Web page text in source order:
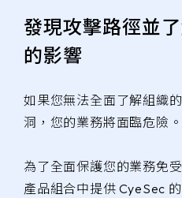
發現攻擊路徑並
的影響
如果您無法全面了解組織
洞，您的業務將面臨危險。
為了全面保護您的業務免
產品組合中提供 CyeSec